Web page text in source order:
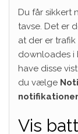
Du får sikkert
tavse. Det er
at der er
downloades i
have disse
du vælge
Vis